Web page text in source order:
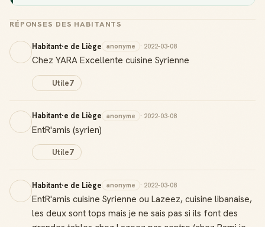
RÉPONSES DES HABITANTS
Habitant·e de Liège anonyme · 2022-03-08
Chez YARA Excellente cuisine Syrienne
Utile7
Habitant·e de Liège anonyme · 2022-03-08
EntR'amis (syrien)
Utile7
Habitant·e de Liège anonyme · 2022-03-08
EntR'amis cuisine Syrienne ou Lazeez, cuisine libanaise,
les deux sont tops mais je ne sais pas si ils font des